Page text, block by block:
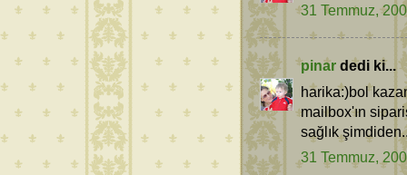
31 Temmuz,
pinar dedi ki...
harika:)bol
mailbox'ın
sağlık
31 Temmuz,